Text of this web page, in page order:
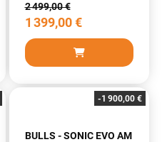
2 499,00 €
1 399,00 €
-1 900,00 €
BULLS - SONIC EVO AM